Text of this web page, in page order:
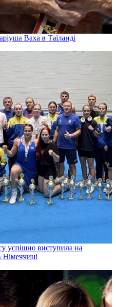
Ваха в Таїланді
успішно виступила на
Німеччині